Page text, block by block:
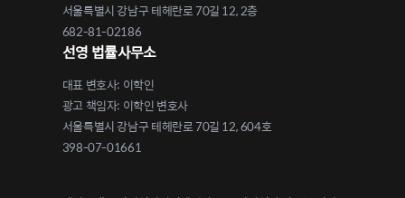
서울특별시 강남구 테헤란로 70길 12, 2층
682-81-02186
선영 법률사무소
대표 변호사: 이학인
광고 책임자: 이학인 변호사
서울특별시 강남구 테헤란로 70길 12, 604호
398-07-01661